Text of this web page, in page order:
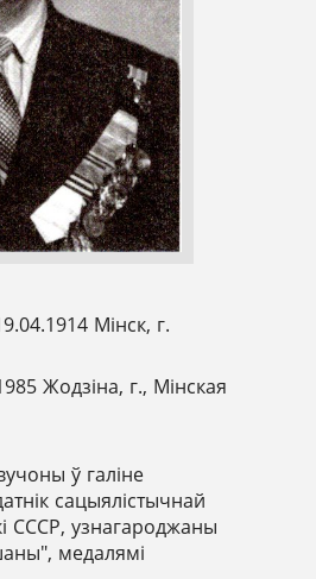
Мінск, г.
Жодзіна, г., Мінская
ў галіне
сацыялістычнай
СССР, узнагароджаны
медалямі